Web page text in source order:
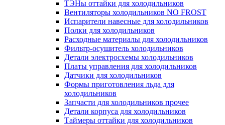
ТЭНы оттайки для холодильников
Вентиляторы холодильников NO FROST
Испарители навесные для холодильников
Полки для холодильников
Расходные материалы для холодильников
Фильтр-осушитель холодильников
Детали электросхемы холодильников
Платы управления для холодильников
Датчики для холодильников
Формы приготовления льда для
холодильников
Запчасти для холодильников прочее
Детали корпуса для холодильников
Таймеры оттайки для холодильников